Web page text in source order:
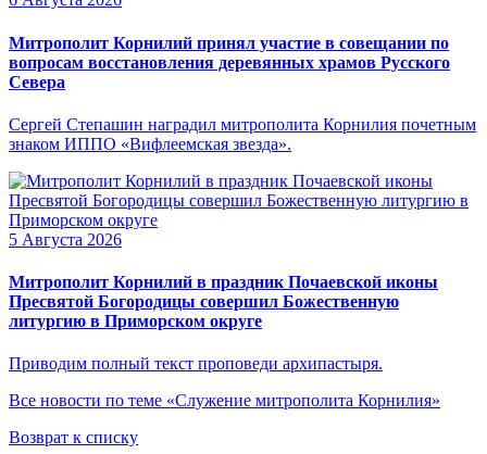
Митрополит Корнилий принял участие в совещании по
вопросам восстановления деревянных храмов Русского
Севера
Сергей Степашин наградил митрополита Корнилия почетным
знаком ИППО «Вифлеемская звезда».
5 Августа 2026
Митрополит Корнилий в праздник Почаевской иконы
Пресвятой Богородицы совершил Божественную
литургию в Приморском округе
Приводим полный текст проповеди архипастыря.
Все новости по теме «Служение митрополита Корнилия»
Возврат к списку